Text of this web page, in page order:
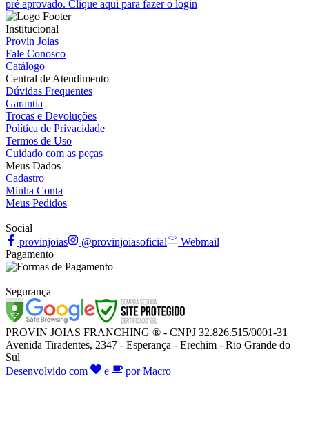
pré aprovado. Clique aqui para fazer o login
Institucional
Provin Joias
Fale Conosco
Catálogo
Central de Atendimento
Dúvidas Frequentes
Garantia
Trocas e Devoluções
Política de Privacidade
Termos de Uso
Cuidado com as peças
Meus Dados
Cadastro
Minha Conta
Meus Pedidos
Social
provinjoias
@provinjoiasoficial
Webmail
Pagamento
Segurança
PROVIN JOIAS FRANCHING ® - CNPJ 32.826.515/0001-31
Avenida Tiradentes, 2347 - Esperança - Erechim - Rio Grande do
Sul
Desenvolvido com
e por Macro